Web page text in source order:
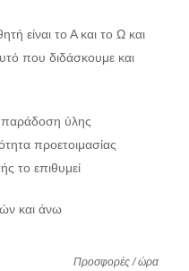
είναι το Α και το Ω και
που διδάσκουμε και
παράδοση ύλης
προετοιμασίας
το επιθυμεί
και άνω
Προσφορές / ώρα